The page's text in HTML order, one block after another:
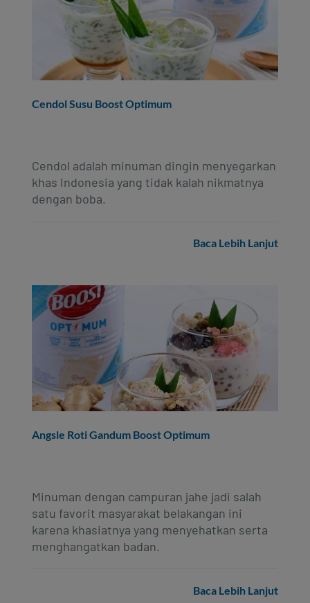
Cendol Susu Boost Optimum
Cendol adalah minuman dingin menyegarkan
khas Indonesia yang tidak kalah nikmatnya
dengan boba.
Baca Lebih Lanjut
Angsle Roti Gandum Boost Optimum
Minuman dengan campuran jahe jadi salah
satu favorit masyarakat belakangan ini
karena khasiatnya yang menyehatkan serta
menghangatkan badan.
Baca Lebih Lanjut